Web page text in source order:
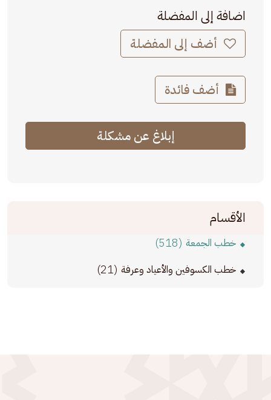
اضافة إلى المفضلة
أضف إلى المفضلة
أضف فائدة
إبلاغ عن مشكلة
الأقسام
خطب الجمعة (518)
خطب الكسوفين والأعياد وعرفة (21)